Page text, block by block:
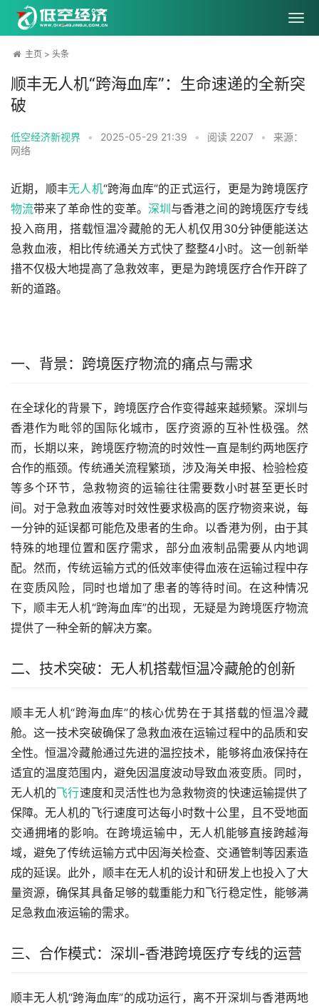
主页 > 头条
顺丰无人机“跨海血库”：生命速递的全新突
破
低空经济新视界 • 2025-05-29 21:39 • 阅读 2207 •
来源：
网络
近期，顺丰无人机“跨海血库”的正式运行，更是为跨境医疗
物流带来了革命性的变革。 深圳 与香港之间的跨境医疗专线
投入商用，搭载恒温冷藏舱的无人机仅用30分钟便能送达
急救血液，相比传统通关方式快了整整4小时。这一创新举
措不仅极大地提高了急救效率，更是为跨境医疗合作开辟了
新的道路。
一、背景：跨境医疗物流的痛点与需求
在全球化的背景下，跨境医疗合作变得越来越频繁。深圳与
香港作为毗邻的国际化城市，医疗资源的互补性极强。然
而，长期以来，跨境医疗物流的时效性一直是制约两地医疗
合作的瓶颈。传统通关流程繁琐，涉及海关申报、检验检疫
等多个环节，急救物资的运输往往需要数小时甚至更长时
间。对于急救血液等对时效性要求极高的医疗物资来说，每
一分钟的延误都可能危及患者的生命。以香港为例，由于其
特殊的地理位置和医疗需求，部分血液制品需要从内地调
配。然而，传统运输方式的低效率使得血液在运输过程中存
在变质风险，同时也增加了患者的等待时间。在这种情况
下，顺丰无人机“跨海血库”的出现，无疑是为跨境医疗物流
提供了一种全新的解决方案。
二、技术突破：无人机搭载恒温冷藏舱的创新
顺丰无人机“跨海血库”的核心优势在于其搭载的恒温冷藏
舱。这一技术突破确保了急救血液在运输过程中的品质和安
全性。恒温冷藏舱通过先进的温控技术，能够将血液保持在
适宜的温度范围内，避免因温度波动导致血液变质。同时，
无人机的飞行速度和灵活性也为急救物资的快速运输提供了
保障。无人机的飞行速度可达每小时数十公里，且不受地面
交通拥堵的影响。在跨境运输中，无人机能够直接跨越海
域，避免了传统运输方式中因海关检查、交通管制等因素造
成的延误。此外，顺丰在无人机的设计和研发上也投入了大
量资源，确保其具备足够的载重能力和飞行稳定性，能够满
足急救血液运输的需求。
三、合作模式：深圳-香港跨境医疗专线的运营
顺丰无人机“跨海血库”的成功运行，离不开深圳与香港两地